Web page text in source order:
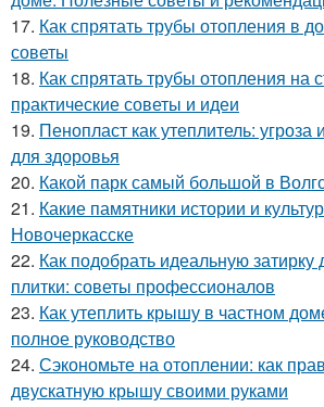
17. Как спрятать трубы отопления в
советы
18. Как спрятать трубы отопления на
практические советы и идеи
19. Пенопласт как утеплитель: угроза
для здоровья
20. Какой парк самый большой в
21. Какие памятники истории и
Новочеркасске
22. Как подобрать идеальную затирку
плитки: советы профессионалов
23. Как утеплить крышу в частном
полное руководство
24. Сэкономьте на отоплении: как
двускатную крышу своими руками